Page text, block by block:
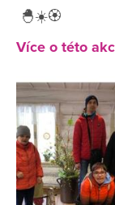
🐣☀️🏵️
Více o této